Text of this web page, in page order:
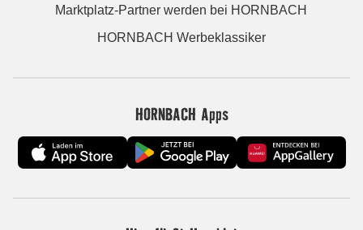
Marktplatz-Partner werden bei HORNBACH
HORNBACH Werbeklassiker
HORNBACH Apps